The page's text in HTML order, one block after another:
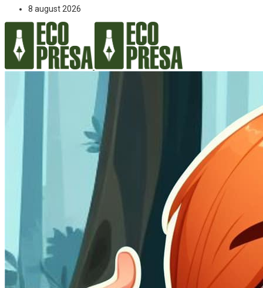
8 august 2026